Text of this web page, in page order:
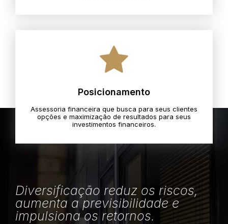
Posicionamento
Assessoria financeira que busca para seus clientes
opções e maximização de resultados para seus
investimentos financeiros.
Diversificação reduz os riscos,
aumenta a previsibilidade e
impulsiona os retornos.